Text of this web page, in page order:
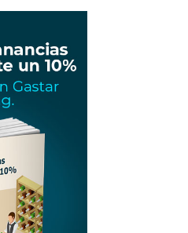
Capacitación
para
Restaurantes